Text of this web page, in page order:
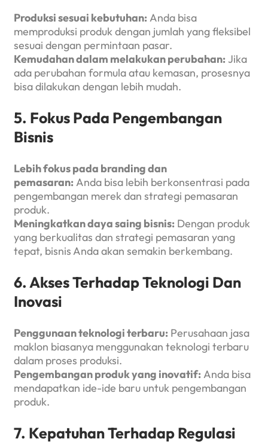
Produksi sesuai kebutuhan:Anda bisa
memproduksi produk dengan jumlah yang fleksibel
sesuai dengan permintaan pasar.
Kemudahan dalam melakukan perubahan:Jika
ada perubahan formula atau kemasan, prosesnya
bisa dilakukan dengan lebih mudah.
5. Fokus Pada Pengembangan
Bisnis
Lebih fokus pada branding dan
pemasaran:Anda bisa lebih berkonsentrasi pada
pengembangan merek dan strategi pemasaran
produk.
Meningkatkan daya saing bisnis: Dengan produk
yang berkualitas dan strategi pemasaran yang
tepat, bisnis Anda akan semakin berkembang.
6. Akses Terhadap Teknologi Dan
Inovasi
Penggunaan teknologi terbaru: Perusahaan jasa
maklon biasanya menggunakan teknologi terbaru
dalam proses produksi.
Pengembangan produk yang inovatif:Anda bisa
mendapatkan ide-ide baru untuk pengembangan
produk.
7. Kepatuhan Terhadap Regulasi